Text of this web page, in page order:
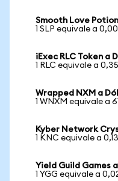
Smooth Love
1 SLP equivale a
iExec RLC Token a
1 RLC equivale a
Wrapped NXM a
1 WNXM equivale a
Kyber Network
1 KNC equivale a
Yield Guild Games
1 YGG equivale a